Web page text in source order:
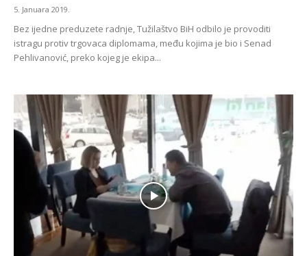
5. Januara 2019.
Bez ijedne preduzete radnje, Tužilaštvo BiH odbilo je provoditi
istragu protiv trgovaca diplomama, među kojima je bio i Senad
Pehlivanović, preko kojeg je ekipa...